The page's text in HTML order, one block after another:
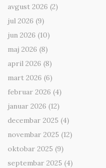
avgust 2026 (2)
jul 2026 (9)
jun 2026 (10)
maj 2026 (8)
april 2026 (8)
mart 2026 (6)
februar 2026 (4)
januar 2026 (12)
decembar 2025 (4)
novembar 2025 (12)
oktobar 2025 (9)
septembar 2025 (4)